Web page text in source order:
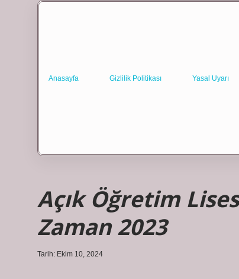
Anasayfa Gizlilik Politikası Yasal Uyarı
Açık Öğretim
Zaman 2023
Tarih: Ekim 10, 2024